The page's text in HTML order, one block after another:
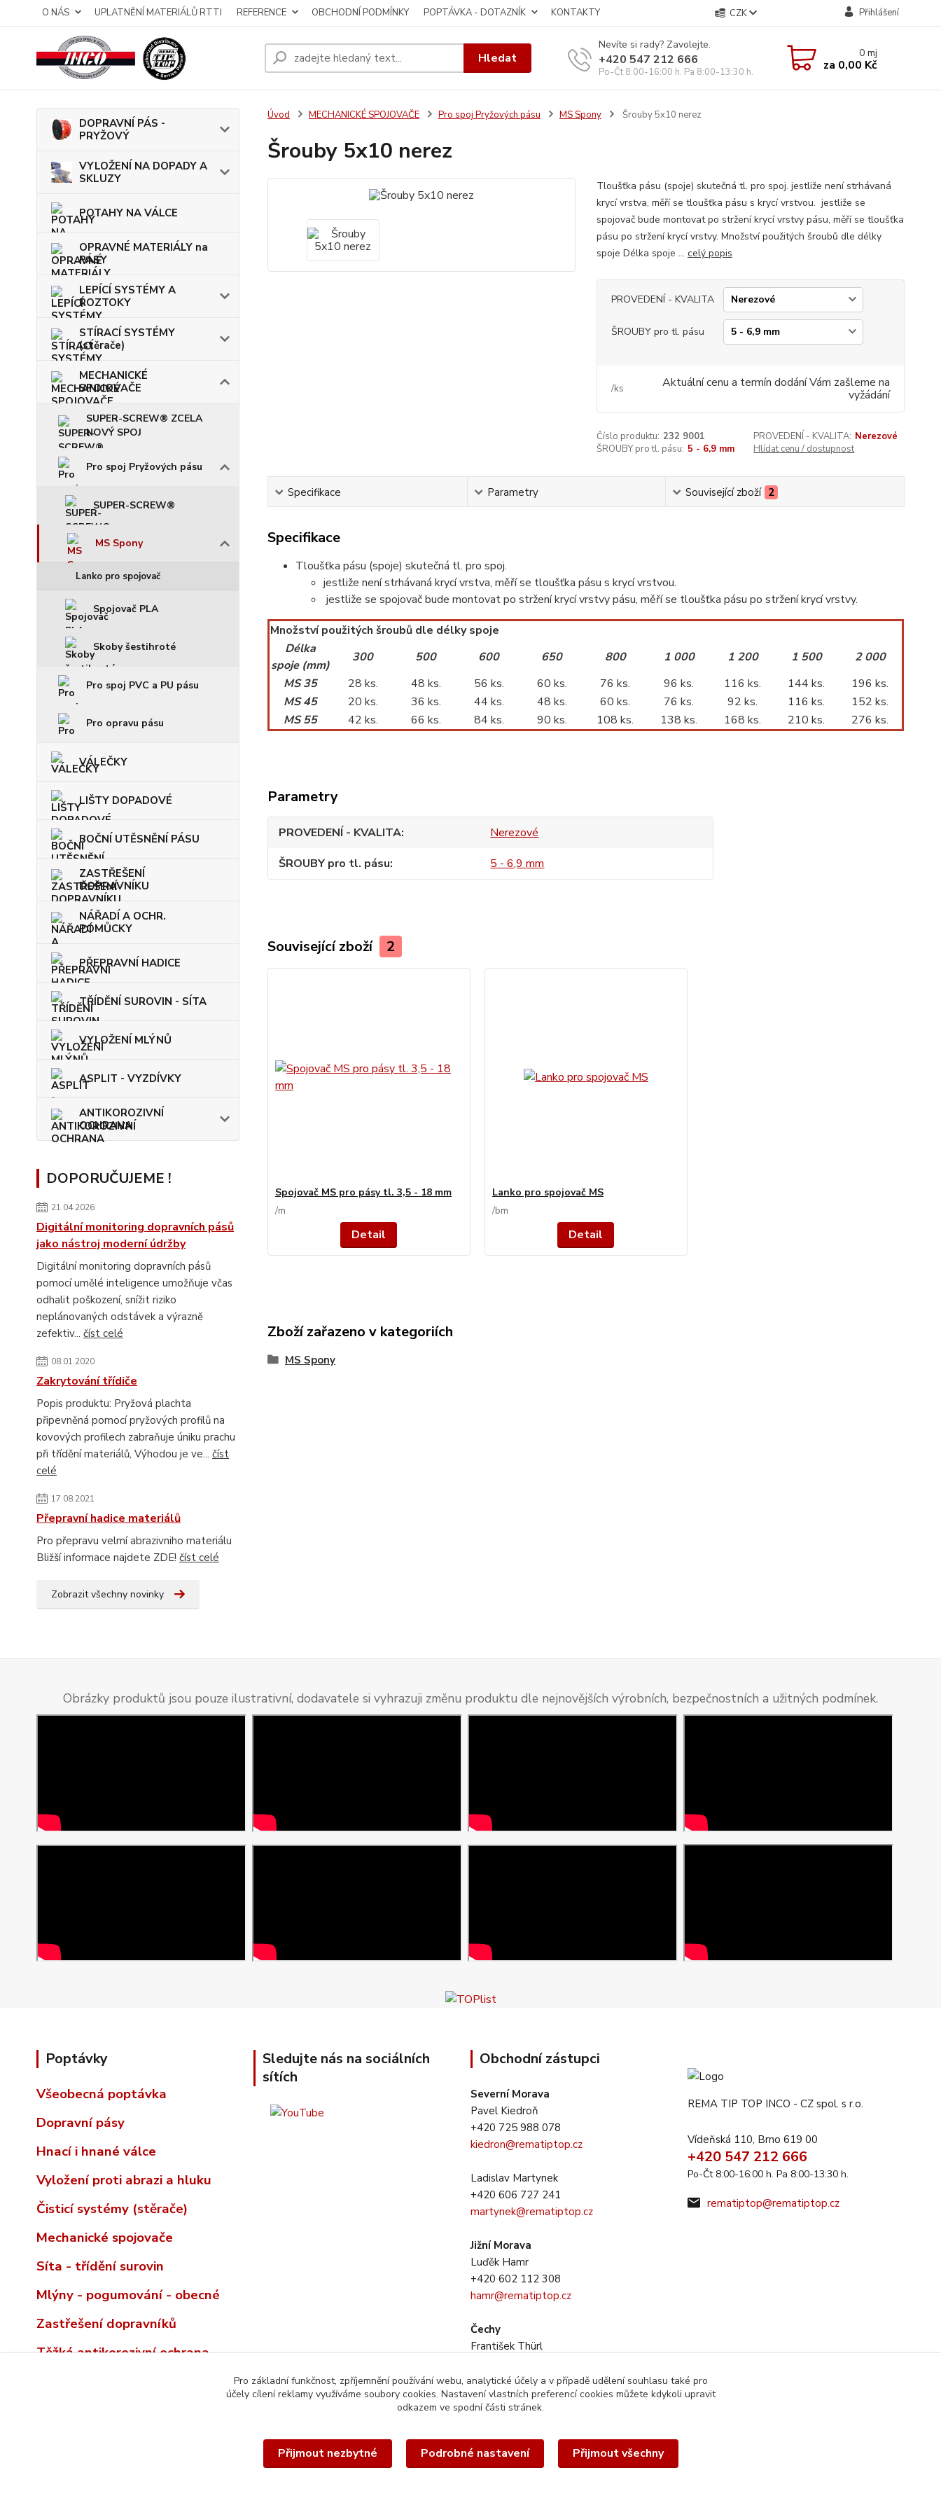
O NÁS UPLATNĚNÍ MATERIÁLŮ RTTI REFERENCE OBCHODNÍ PODMÍNKY POPTÁVKA - DOTAZNÍK KONTAKTY CZK Přihlášení
Hledat
Nevíte si rady? Zavolejte.
+420 547 212 666
Po-Čt 8:00-16:00 h. Pa 8:00-13:30 h.
0mj
za 0,00 Kč
DOPRAVNÍ PÁS -
PRYŽOVÝ
VYLOŽENÍ NA DOPADY A
SKLUZY
POTAHY NA VÁLCE
OPRAVNÉ MATERIÁLY na
PÁSY
LEPÍCÍ SYSTÉMY A
ROZTOKY
STÍRACÍ SYSTÉMY
(stěrače)
MECHANICKÉ
SPOJOVAČE
SUPER-SCREW® ZCELA
NOVÝ SPOJ
Pro spoj Pryžových pásu
SUPER-SCREW®
MS Spony
Lanko pro spojovač
Spojovač PLA
Skoby šestihroté
Pro spoj PVC a PU pásu
Pro opravu pásu
VÁLEČKY
LIŠTY DOPADOVÉ
BOČNÍ UTĚSNĚNÍ PÁSU
ZASTŘEŠENÍ
DOPRAVNÍKU
NÁŘADÍ A OCHR.
POMŮCKY
PŘEPRAVNÍ HADICE
TŘÍDĚNÍ SUROVIN - SÍTA
VYLOŽENÍ MLÝNŮ
ASPLIT - VYZDÍVKY
ANTIKOROZIVNÍ
OCHRANA
DOPORUČUJEME !
21.04.2026
Digitální monitoring dopravních pásů
jako nástroj moderní údržby
Digitální monitoring dopravních pásů
pomocí umělé inteligence umožňuje včas
odhalit poškození, snížit riziko
neplánovaných odstávek a výrazně
zefektiv... číst celé
08.01.2020
Zakrytování třídiče
Popis produktu: Pryžová plachta
připevněná pomocí pryžových profilů na
kovových profilech zabraňuje úniku prachu
při třídění materiálů, Výhodou je ve... číst
celé
17.08.2021
Přepravní hadice materiálů
Pro přepravu velmí abrazivniho materiálu
Bližší informace najdete ZDE! číst celé
Zobrazit všechny novinky
Úvod MECHANICKÉ SPOJOVAČE Pro spoj Pryžových pásu MS Spony Šrouby 5x10 nerez
Šrouby 5x10 nerez
Tloušťka pásu (spoje) skutečná tl. pro spoj. jestliže není strhávaná
krycí vrstva, měří se tloušťka pásu s krycí vrstvou. jestliže se
spojovač bude montovat po stržení krycí vrstvy pásu, měří se tloušťka
pásu po stržení krycí vrstvy. Množství použitých šroubů dle délky
spoje Délka spoje ... celý popis
PROVEDENÍ - KVALITA
ŠROUBY pro tl. pásu
/ks
Aktuální cenu a termín dodání Vám zašleme na
vyžádání
Číslo produktu: 232 9001 PROVEDENÍ - KVALITA: Nerezové
ŠROUBY pro tl. pásu: 5 - 6,9 mm Hlídat cenu / dostupnost
Specifikace Parametry Související zboží 2
Specifikace
Tloušťka pásu (spoje) skutečná tl. pro spoj.
jestliže není strhávaná krycí vrstva, měří se tloušťka pásu s krycí vrstvou.
jestliže se spojovač bude montovat po stržení krycí vrstvy pásu, měří se tloušťka pásu po stržení krycí vrstvy.
Množství použitých šroubů dle délky spoje
Délka
spoje (mm)
300 500 600 650 800 1 000 1 200 1 500
2 000
MS 35
28 ks. 48 ks. 56 ks. 60 ks. 76 ks. 96 ks. 116 ks. 144 ks.
196 ks.
MS 45
20 ks. 36 ks. 44 ks. 48 ks. 60 ks. 76 ks. 92 ks. 116 ks.
152 ks.
MS 55
42 ks. 66 ks. 84 ks. 90 ks. 108 ks. 138 ks. 168 ks. 210 ks. 276 ks.
Parametry
PROVEDENÍ - KVALITA
Nerezové
ŠROUBY pro tl. pásu
5 - 6,9 mm
Související zboží 2
Spojovač MS pro pásy tl. 3,5 - 18 mm
/m
Detail
Lanko pro spojovač MS
/bm
Detail
Zboží zařazeno v kategoriích
MS Spony
Obrázky produktů jsou pouze ilustrativní, dodavatele si vyhrazuji změnu produktu dle nejnovějších výrobních, bezpečnostních a užitných podmínek.
Poptávky
Všeobecná poptávka
Dopravní pásy
Hnací i hnané válce
Vyložení proti abrazi a hluku
Čisticí systémy (stěrače)
Mechanické spojovače
Síta - třídění surovin
Mlýny - pogumování - obecné
Zastřešení dopravníků
Těžká antikorozivní ochrana
Sledujte nás na sociálních
sítích
Obchodní zástupci
Severní Morava
Pavel Kiedroň
+420 725 988 078
kiedron@rematiptop.cz
Ladislav Martynek
+420 606 727 241
martynek@rematiptop.cz
Jižní Morava
Luďěk Hamr
+420 602 112 308
hamr@rematiptop.cz
Čechy
František Thürl
thurl@rematiptop.cz
REMA TIP TOP INCO - CZ spol. s r.o.
Vídeňská 110, Brno 619 00
+420 547 212 666
Po-Čt 8:00-16:00 h. Pa 8:00-13:30 h.
rematiptop@rematiptop.cz
© 2026 REMA TIP-TOP INCO-CZ spol. s r.o. | Veškerý obsah této webové stránky je chráněn
Pro základní funkčnost, zpříjemnění používání webu, analytické účely a v případě udělení souhlasu také pro
účely cílení reklamy využíváme soubory cookies. Nastavení vlastních preferencí cookies můžete kdykoli upravit
odkazem ve spodní části stránek.
Přijmout nezbytné Podrobné nastavení Přijmout všechny